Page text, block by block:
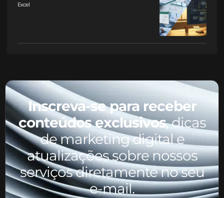
Excel
Inscreva-se para receber
conteúdos exclusivos, dicas
de marketing digital e
atualizações sobre nossos
serviços diretamente no seu
e-mail.